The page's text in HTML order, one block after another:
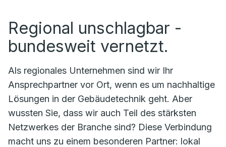
Regional unschlagbar -
bundesweit vernetzt.
Als regionales Unternehmen sind wir Ihr
Ansprechpartner vor Ort, wenn es um nachhaltige
Lösungen in der Gebäudetechnik geht. Aber
wussten Sie, dass wir auch Teil des stärksten
Netzwerkes der Branche sind? Diese Verbindung
macht uns zu einem besonderen Partner: lokal